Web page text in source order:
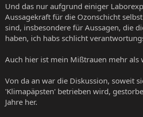
Und das nur aufgrund einiger
Aussagekraft für die Ozonschicht
sind, insbesondere für Aussagen, die
haben, ich habs schlicht
Auch hier ist mein Mißtrauen mehr als
Von da an war die Diskussion, soweit
'Klimapäpsten' betrieben wird,
Jahre her.